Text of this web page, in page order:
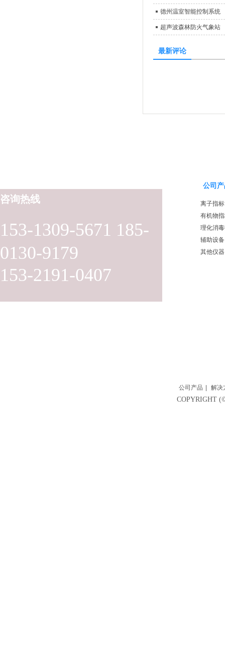
德州温室智能控制系统
超声波森林防火气象站
最新评论
153-1309-5671 185-
0130-9179
153-2191-0407
咨询热线
公司
离子指标
有机物
理化消
辅助设备
其他仪器
公司产品 解决
COPYRIGHT